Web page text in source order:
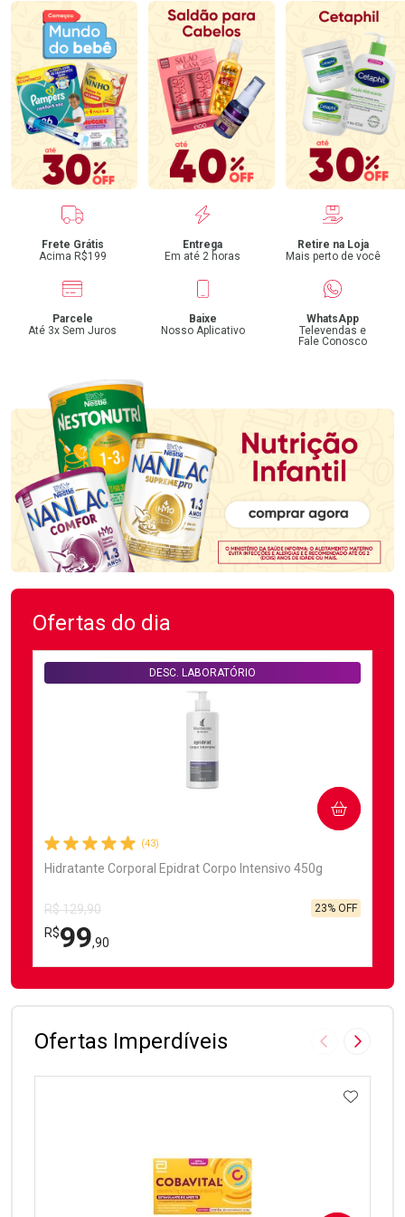
Benefícios
Frete Grátis
Acima R$199
Entrega
Em até 2 horas
Retire na Loja
Mais perto de você
Parcele
Até 3x Sem Juros
Baixe
Nosso Aplicativo
WhatsApp
Televendas e
Fale Conosco
Ofertas do dia
(43)
Hidratante Corporal Epidrat Corpo Intensivo 450g
DESC. LABORATÓRIO
R$ 129,90
R$99,90
23% OFF
COMPRAR
FECHAR
FECHAR
Ofertas Imperdíveis Imagem